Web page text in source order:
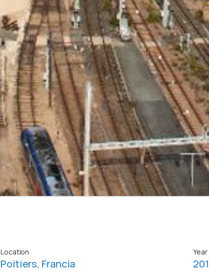
Location
Poitiers, Francia
Year